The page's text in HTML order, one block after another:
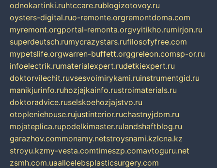
odnokartinki.ruhtccare.rublogizotovoy.ru
oysters-digital.ruo-remonte.orgremontdoma.com
myremont.orgportal-remonta.orgvyitikho.rumirjon.ru
superdeutsch.rumycrazystars.rufilosofyfree.com
mypetslife.orgwarren-buffett.orggreleon.comsp-or.ru
infoelectrik.rumaterialexpert.rudetkiexpert.ru
doktorvilechit.ruvsesvoimirykami.ruinstrumentgid.ru
manikjurinfo.ruhozjajkainfo.rustroimaterials.ru
doktoradvice.ruselskoehozjajstvo.ru
otopleniehouse.rujustinterior.ruchastnyjdom.ru
mojateplica.rupodelkimaster.rulandshaftblog.ru
garazhov.commonamy.netstroysnami.kzlcna.kz
stroyu.kzmy-vesta.comtimeszp.comavtoguru.net
zsmh.com.uaallcelebsplasticsurgery.com